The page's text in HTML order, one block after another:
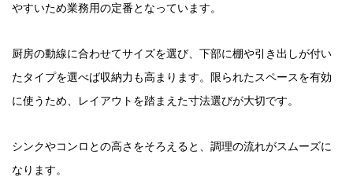
やすいため業務用の定番となっています。
厨房の動線に合わせてサイズを選び、下部に棚や引き出しが付い
たタイプを選べば収納力も高まります。限られたスペースを有効
に使うため、レイアウトを踏まえた寸法選びが大切です。
シンクやコンロとの高さをそろえると、調理の流れがスムーズに
なります。